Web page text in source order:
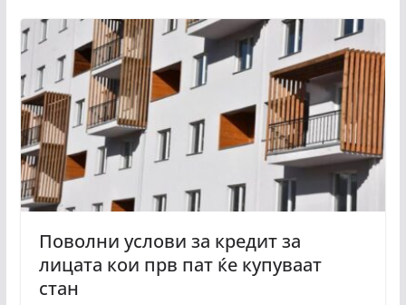
Поволни услови за кредит за
лицата кои прв пат ќе купуваат
стан